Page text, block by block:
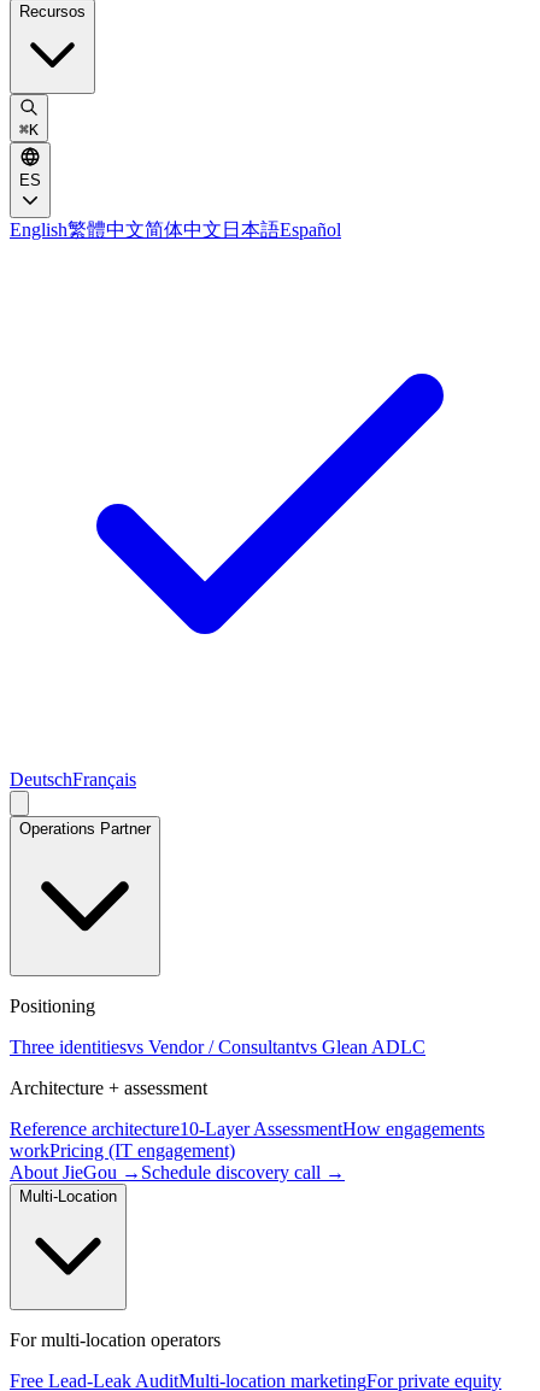
Recursos
⌘K
ES
English繁體中文简体中文 日本語Español
DeutschFrançais
Operations Partner
Positioning
Three identitiesvs Vendor / Consultantvs Glean ADLC
Architecture + assessment
Reference architecture10-Layer AssessmentHow engagements
workPricing (IT engagement)
About JieGou → Schedule discovery call →
Multi-Location
For multi-location operators
Free Lead-Leak AuditMulti-location marketingFor private equity